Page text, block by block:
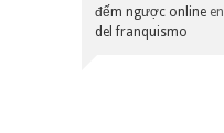
đếm ngược online en
del franquismo